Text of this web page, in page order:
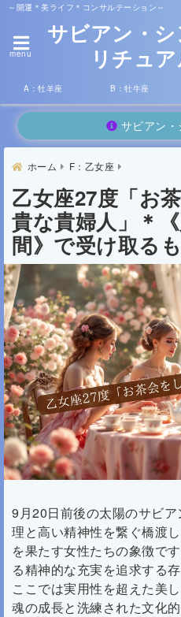
～開運＊美ライフ＊コンサルテーション～
menu
サビアン・
リチュ
A：牡羊座 B：牡牛座
サビアン
ホーム F：乙女座
乙女座27度「お
貴な貴婦人」＊
間》で受け取る
9月20日前後の太陽のサビ
理と高い精神性を繋ぐ橋渡
を果たす女性たちの象徴で
る精神的な充実を追求する
ここでは実用性を超えた美
魂の成長と洗練された文化